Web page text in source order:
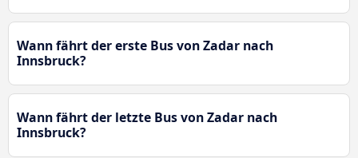
Wann fährt der erste Bus von Zadar nach
Innsbruck?
Wann fährt der letzte Bus von Zadar nach
Innsbruck?